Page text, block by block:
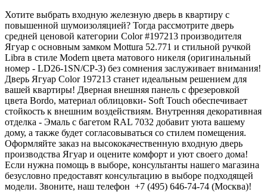
Хотите выбрать входную железную дверь в квартиру с
повышенной шумоизоляцией? Тогда рассмотрите дверь
средней ценовой категории Color #197213 производителя
Ягуар с основным замком Mottura 52.771 и стильной ручкой
Libra в стиле Modern цвета матового никеля (оригинальный
номер - LD26-1SN/CP-3) без сомнения заслуживает внимания!
Дверь Ягуар Color 197213 станет идеальным решением для
вашей квартиры! Дверная внешняя панель с фрезеровкой
цвета Bordo, материал облицовки- Soft Touch обеспечивает
стойкость к внешним воздействиям. Внутренняя декоративная
отделка - Эмаль с багетом RAL 7032 добавит уюта вашему
дому, а также будет согласовываться со стилем помещения.
Оформляйте заказ на высококачественную входную дверь
производства Ягуар и оцените комфорт и уют своего дома!
Если нужна помощь в выборе, консультанты нашего магазина
безусловно предоставят консультацию в выборе подходящей
модели. Звоните, наш телефон +7 (495) 646-74-74 (Москва)!